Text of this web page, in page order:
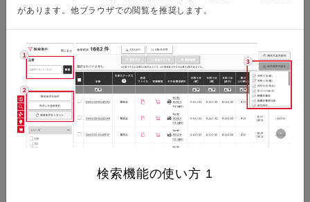
があります。他ブラウザでの閲覧を推奨します。
検索機能の使い方 1
フルシールド構造でEMI特性を向上…
近年、通信機能や情報処理能力の向上などにより、スマートフ
ォンをはじめとする通信端末やスマートウォッチなどウェアラ
ブルデバイスは、ますます高機能化が加速しています。それ…